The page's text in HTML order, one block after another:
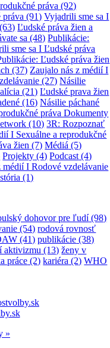
práva (92)
práva (91) Vyjadrili sme sa I
(63) Ľudské práva žien a
sa (48) Publikácie:
sme sa I Ľudské práva
Ľudské práva žien
(37) Zaujalo nás z médií I
(27) Násilie
(21) Ľudské prava žien
(16) Násilie páchané
práva Dokumenty
(10) 3R: Rozpoznať
I Sexuálne a reprodukčné
žien (7) Médiá (5)
Projekty (4) Podcast (4)
médií I Rodové vzdelávanie
(1)
dohovor pre ľudí(98)
(54) rodová rovnosť
(41) publikácie (38)
aktivizmu (13) ženy v
práce (2) kariéra (2) WHO
»